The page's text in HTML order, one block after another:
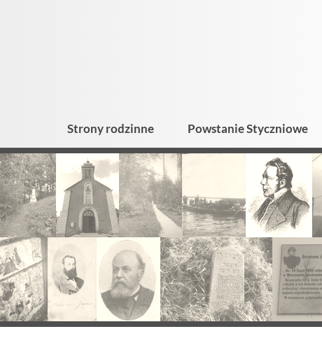
Strony rodzinne Powstanie Styczniowe